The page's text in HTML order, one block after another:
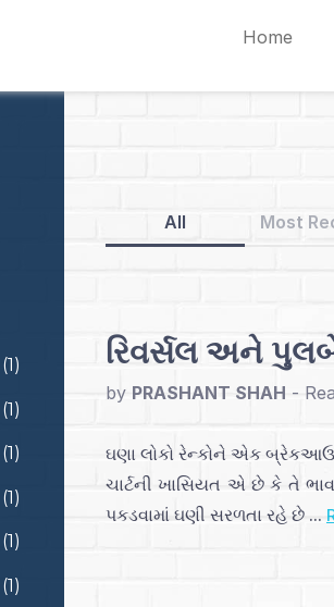
Home
(1)
(1)
(1)
(1)
(1)
(1)
All Most
રિવર્સલ અને
by PRASHANT SHAH -
ઘણા લોકો રેન્કોને એક
ચાર્ટની ખાસિયત એ છે કે તે
પકડવામાં ઘણી સરળતા રહે છે ...